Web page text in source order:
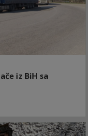
iz BiH sa